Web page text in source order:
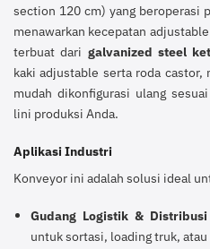
section 120 cm) yang beroperasi
menawarkan kecepatan
terbuat dari galvanized steel
kaki adjustable serta roda castor,
mudah dikonfigurasi ulang
lini produksi Anda.
Aplikasi Industri
Konveyor ini adalah solusi ideal
Gudang Logistik & Distribusi
untuk sortasi, loading truk,